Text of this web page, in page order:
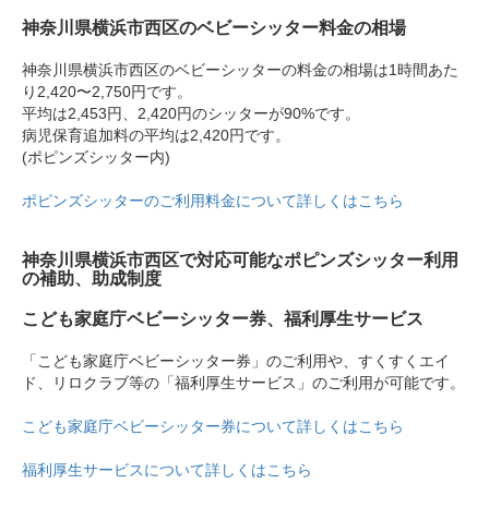
神奈川県横浜市西区のベビーシッター料金の相場
神奈川県横浜市西区のベビーシッターの料金の相場は1時間あた
り2,420〜2,750円です。
平均は2,453円、2,420円のシッターが90%です。
病児保育追加料の平均は2,420円です。
(ポピンズシッター内)
ポピンズシッターのご利用料金について詳しくはこちら
神奈川県横浜市西区で対応可能なポピンズシッター利用
の補助、助成制度
こども家庭庁ベビーシッター券、福利厚生サービス
「こども家庭庁ベビーシッター券」のご利用や、すくすくエイ
ド、リロクラブ等の「福利厚生サービス」のご利用が可能です。
こども家庭庁ベビーシッター券について詳しくはこちら
福利厚生サービスについて詳しくはこちら